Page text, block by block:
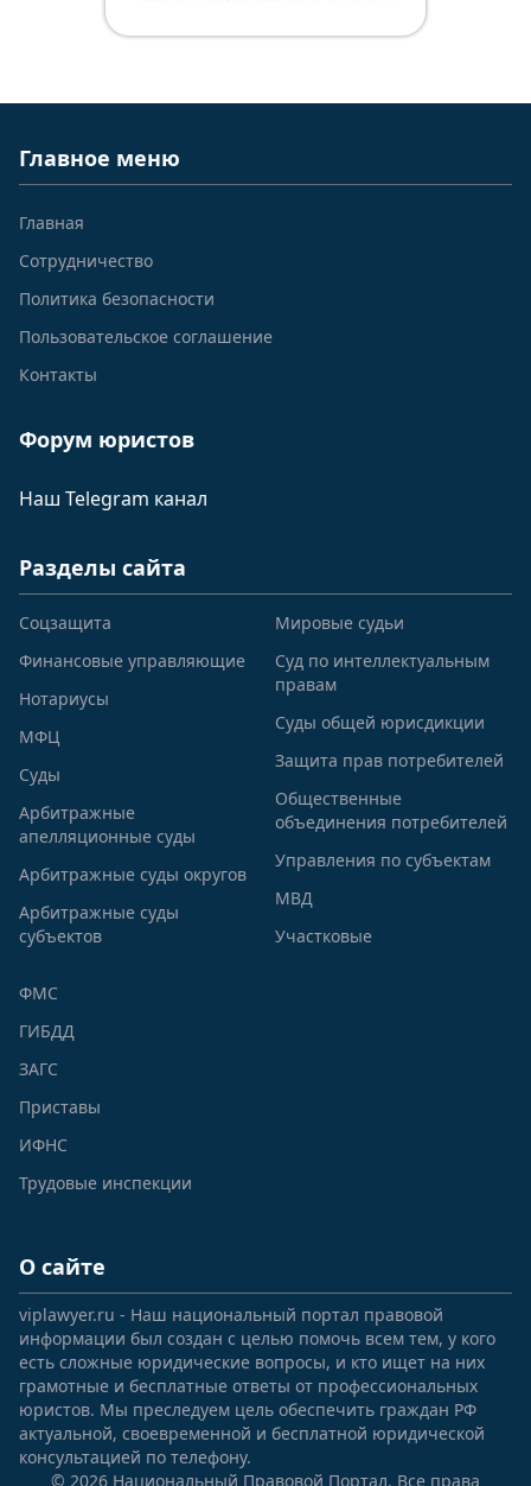
Главное меню
Главная
Сотрудничество
Политика безопасности
Пользовательское соглашение
Контакты
Форум юристов
Наш Telegram канал
Разделы сайта
Соцзащита
Финансовые управляющие
Нотариусы
МФЦ
Суды
Арбитражные
апелляционные суды
Арбитражные суды округов
Арбитражные суды
субъектов
Мировые судьи
Суд по интеллектуальным
правам
Суды общей юрисдикции
Защита прав потребителей
Общественные
объединения потребителей
Управления по субъектам
МВД
Участковые
ФМС
ГИБДД
ЗАГС
Приставы
ИФНС
Трудовые инспекции
О сайте
viplawyer.ru - Наш национальный портал правовой
информации был создан с целью помочь всем тем, у кого
есть сложные юридические вопросы, и кто ищет на них
грамотные и бесплатные ответы от профессиональных
юристов. Мы преследуем цель обеспечить граждан РФ
актуальной, своевременной и бесплатной юридической
консультацией по телефону.
© 2026 Национальный Правовой Портал. Все права